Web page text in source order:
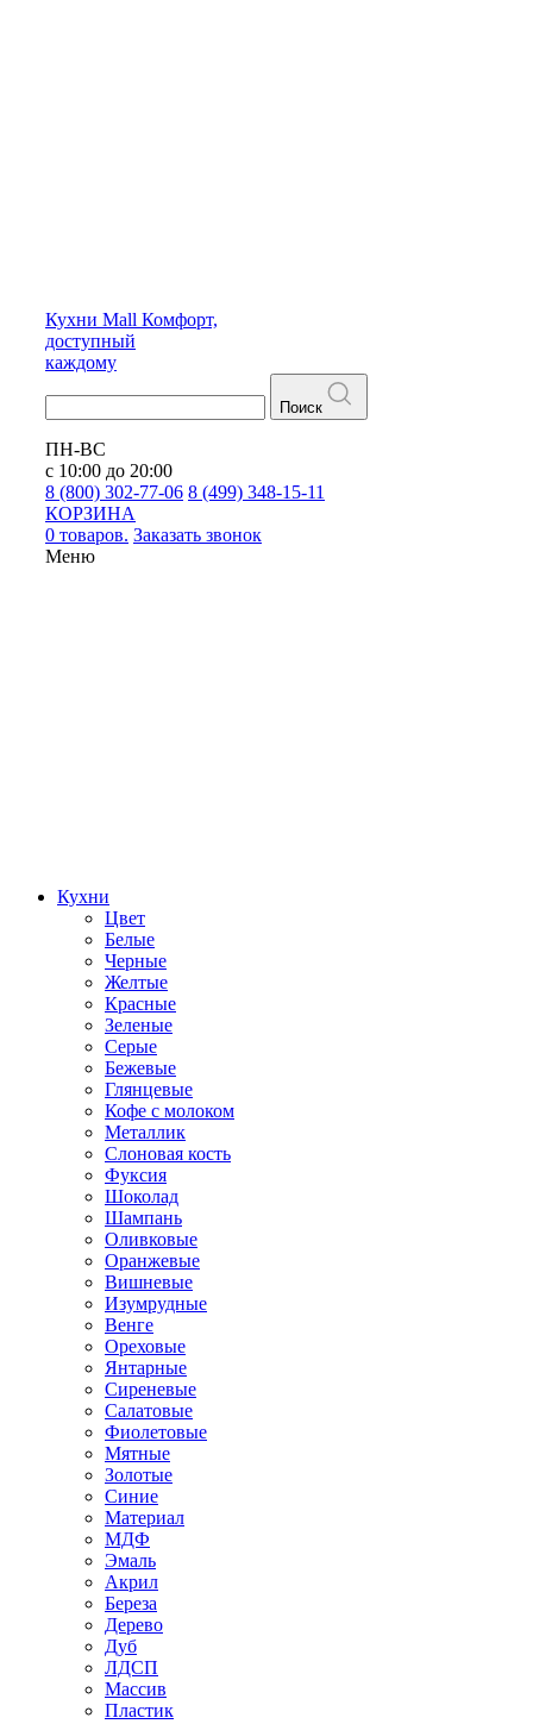
Кухни Mall Комфорт,
доступный
каждому
Поиск
ПН-ВС
с 10:00 до 20:00
8 (800) 302-77-06 8 (499) 348-15-11
КОРЗИНА
0 товаров. Заказать звонок
Меню
Кухни
Цвет
Белые
Черные
Желтые
Красные
Зеленые
Серые
Бежевые
Глянцевые
Кофе с молоком
Металлик
Слоновая кость
Фуксия
Шоколад
Шампань
Оливковые
Оранжевые
Вишневые
Изумрудные
Венге
Ореховые
Янтарные
Сиреневые
Салатовые
Фиолетовые
Мятные
Золотые
Синие
Материал
МДФ
Эмаль
Акрил
Береза
Дерево
Дуб
ЛДСП
Массив
Пластик